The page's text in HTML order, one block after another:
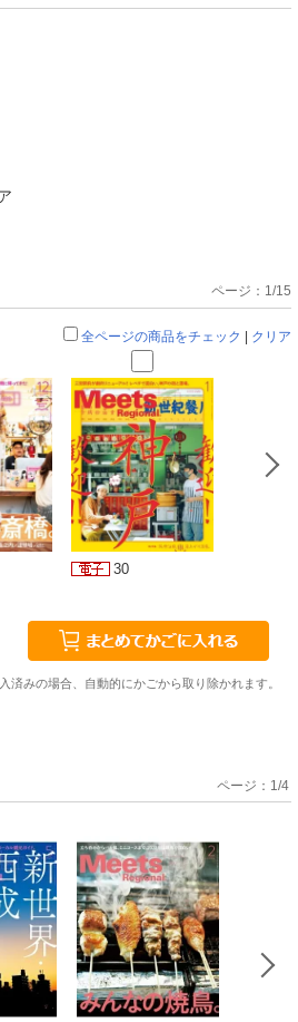
ページ：1/15
全ページの商品をチェック | クリア
30
みの場合、自動的にかごから取り除かれます。
ページ： 1 /4